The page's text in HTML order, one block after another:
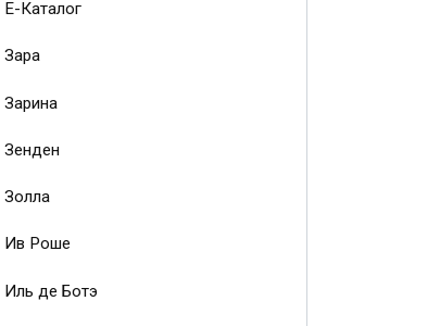
Е-Каталог
Зара
Зарина
Зенден
Золла
Ив Роше
Иль де Ботэ